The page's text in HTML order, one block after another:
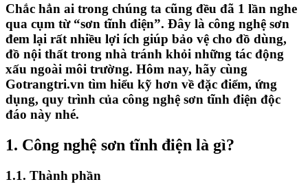
Chắc hẳn ai trong chúng ta cũng đều đã 1 lần nghe
qua cụm từ “sơn tĩnh điện”. Đây là công nghệ sơn
đem lại rất nhiều lợi ích giúp bảo vệ cho đồ dùng,
đồ nội thất trong nhà tránh khỏi những tác động
xấu ngoài môi trường. Hôm nay, hãy cùng
Gotrangtri.vn tìm hiểu kỹ hơn về đặc điểm, ứng
dụng, quy trình của công nghệ sơn tĩnh điện độc
đáo này nhé.
1. Công nghệ sơn tĩnh điện là gì?
1.1. Thành phần